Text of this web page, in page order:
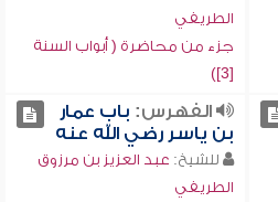
الطريفي
جزء من محاضرة ( أبواب السنة
[3])
الفهرس: باب عمار
بن ياسر رضي الله عنه
للشيخ: عبد العزيز بن مرزوق
الطريفي